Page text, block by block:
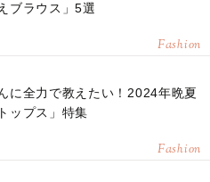
ブラウス」5選
Fashion
に全力で教えたい！2024年晩夏
ップス」特集
Fashion